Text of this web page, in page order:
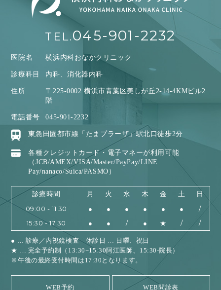
TEL.045-901-2232
医院名 横浜内科おなかクリニック
診療科目 内科、消化器内科
住所
〒225-0002 横浜市青葉区美しが丘2-14-4KMビル2
階
電話番号 045-901-2232
東急田園都市線「たまプラーザ」駅北口徒歩2分
各種クレジットカード・電子マネーが利用可能
（JCB/AMEX/VISA/Master/PayPay/LINE
Pay/nanaco/Suica/PASMO）
診療時間 月 火 水 木 金 土 日
09:00 - 11:30 ● ● ● ● ● ●
/
15:30 - 17:30
● ● / ● ★ / /
● … 診療／内視鏡検査 休診日 … 日曜、祝日
★ … 完全予約制（13:30−15:30阿江医師、15:30-院長）
※午後の最終受付時間は17:30となります。
WEB予約 WEB問診表